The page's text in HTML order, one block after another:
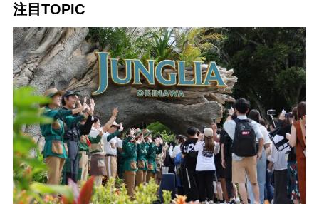
注目TOPIC